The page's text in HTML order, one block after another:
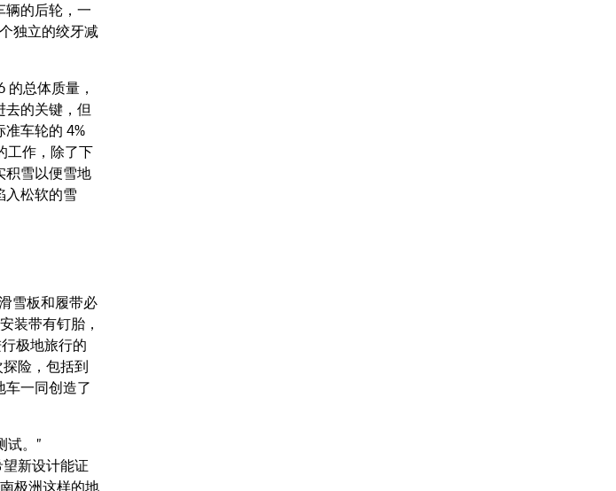
辆的后轮，一
独立的绞牙减
总体质量，
去的关键，但
车轮的 4%
工作，除了下
积雪以便雪地
入松软的雪
雪板和履带必
装带有钉胎，
极地旅行的
险，包括到
车一同创造了
试。”
新设计能证